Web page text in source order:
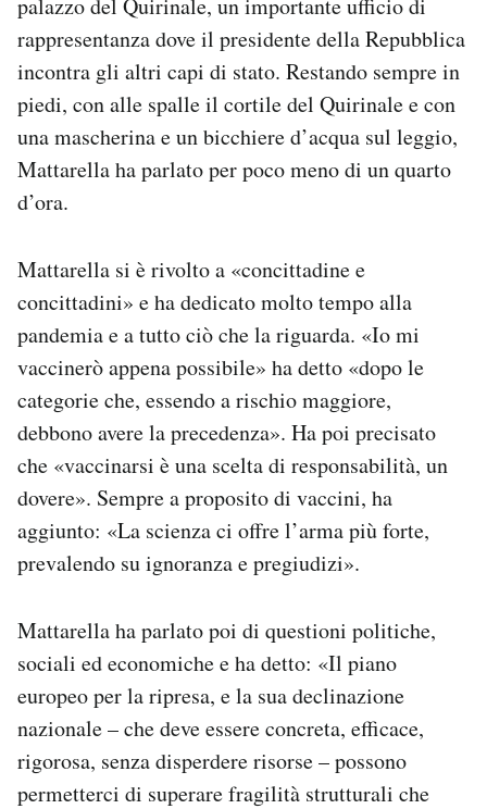
Area Personale
Notifiche mobile
Regala il Post
Hai bisogno di aiuto?
Esci
rappresentanza dove il presidente della Repubblica
incontra gli altri capi di stato. Restando sempre in
piedi, con alle spalle il cortile del Quirinale e con
una mascherina e un bicchiere d’acqua sul leggio,
Mattarella ha parlato per poco meno di un quarto
d’ora.
Mattarella si è rivolto a «concittadine e
concittadini» e ha dedicato molto tempo alla
pandemia e a tutto ciò che la riguarda. «Io mi
vaccinerò appena possibile» ha detto «dopo le
categorie che, essendo a rischio maggiore,
debbono avere la precedenza». Ha poi precisato
che «vaccinarsi è una scelta di responsabilità, un
dovere». Sempre a proposito di vaccini, ha
aggiunto: «La scienza ci offre l’arma più forte,
prevalendo su ignoranza e pregiudizi».
Mattarella ha parlato poi di questioni politiche,
sociali ed economiche e ha detto: «Il piano
europeo per la ripresa, e la sua declinazione
nazionale – che deve essere concreta, efficace,
rigorosa, senza disperdere risorse – possono
permetterci di superare fragilità strutturali che